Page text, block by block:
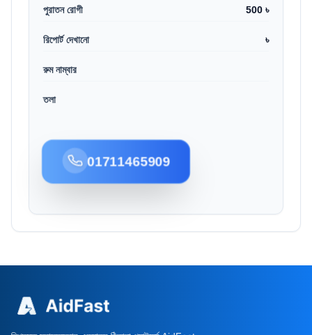
পুরাতন রোগী 500 ৳
রিপোর্ট দেখানো ৳
রুম নাম্বার
তলা
01711465909